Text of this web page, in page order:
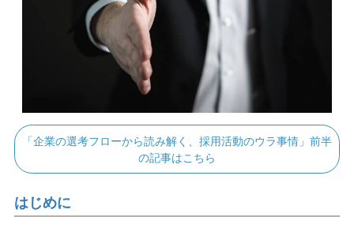
「企業の選考フローから読み解く、採用活動のウラ事情」前半
の記事はこちら
はじめに